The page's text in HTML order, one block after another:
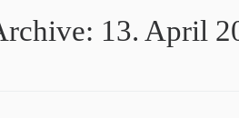
13. April